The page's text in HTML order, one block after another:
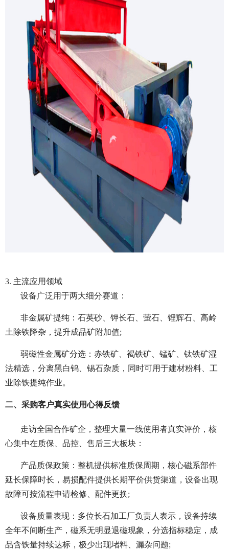
3. 主流应用领域
设备广泛用于两大细分赛道：
非金属矿提纯：石英砂、钾长石、萤石、锂辉石、高岭
土除铁降杂，提升成品矿附加值;
弱磁性金属矿分选：赤铁矿、褐铁矿、锰矿、钛铁矿湿
法精选，分离黑白钨、锡石杂质，同时可用于建材粉料、工
业除铁提纯作业。
二、采购客户真实使用心得反馈
走访全国合作矿企，整理大量一线使用者真实评价，核
心集中在质保、品控、售后三大板块：
产品质保政策：整机提供标准质保周期，核心磁系部件
延长保障时长，易损配件提供长期平价供货渠道，设备出现
故障可按流程申请检修、配件更换;
设备质量表现：多位长石加工厂负责人表示，设备持续
全年不间断生产，磁系无明显退磁现象，分选指标稳定，成
品含铁量持续达标，极少出现堵料、漏杂问题;